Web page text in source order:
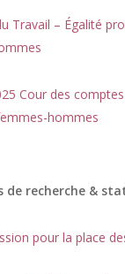
Travail – Égalité
Cour des
hommes
de recherche &
pour la place